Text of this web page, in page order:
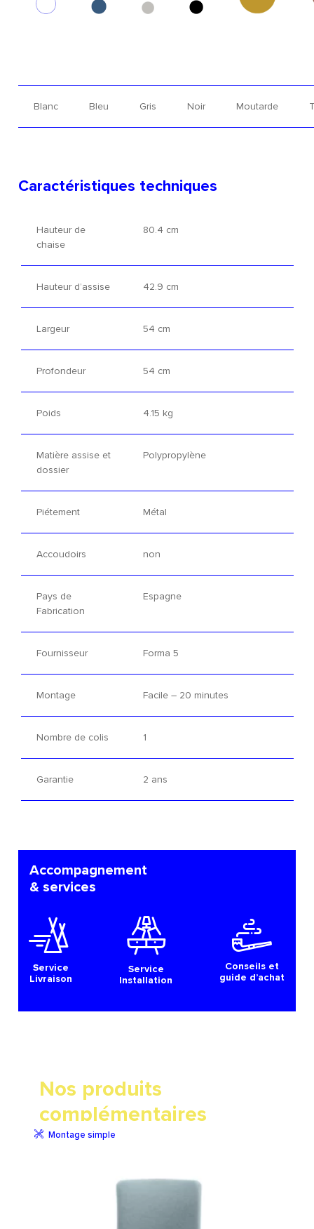
Blanc Bleu Gris Noir Moutarde
Caractéristiques techniques
Hauteur de
chaise
80.4 cm
Hauteur d’assise 42.9 cm
Largeur 54 cm
Profondeur 54 cm
Poids 4.15 kg
Matière assise et
dossier
Polypropylène
Piétement Métal
Accoudoirs non
Pays de
Fabrication
Espagne
Fournisseur Forma 5
Montage Facile – 20 minutes
Nombre de colis 1
Garantie 2 ans
Accompagnement
& services
Service
Livraison
Service
Installation
Conseils et
guide d’achat
Nos produits
complémentaires
Montage simple